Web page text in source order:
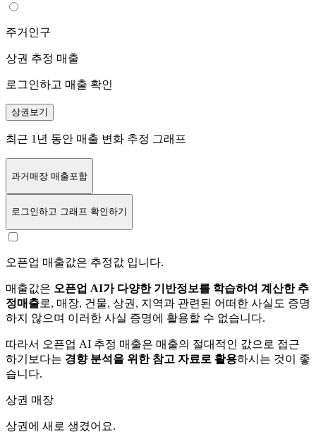
주거인구
상권 추정 매출
로그인하고 매출 확인
상권보기
최근 1년 동안 매출 변화 추정 그래프
과거매장 매출포함
로그인하고 그래프 확인하기
오픈업 매출값은 추정값 입니다.
매출값은 오픈업 AI가 다양한 기반정보를 학습하여 계산한 추
정매출로, 매장, 건물, 상권, 지역과 관련된 어떠한 사실도 증명
하지 않으며 이러한 사실 증명에 활용할 수 없습니다.
따라서 오픈업 AI 추정 매출은 매출의 절대적인 값으로 접근
하기보다는 경향 분석을 위한 참고 자료로 활용하시는 것이 좋
습니다.
상권 매장
상권에 새로 생겼어요.